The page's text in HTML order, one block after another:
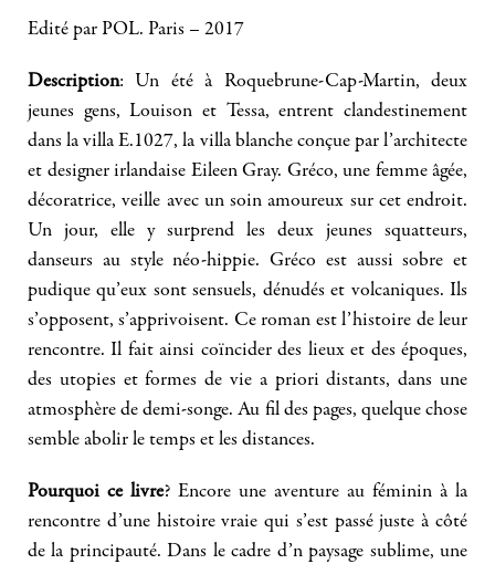
Edité par POL. Paris – 2017
Description: Un été à Roquebrune-Cap-Martin, deux
jeunes gens, Louison et Tessa, entrent clandestinement
dans la villa E.1027, la villa blanche conçue par l’architecte
et designer irlandaise Eileen Gray. Gréco, une femme âgée,
décoratrice, veille avec un soin amoureux sur cet endroit.
Un jour, elle y surprend les deux jeunes squatteurs,
danseurs au style néo-hippie. Gréco est aussi sobre et
pudique qu’eux sont sensuels, dénudés et volcaniques. Ils
s’opposent, s’apprivoisent. Ce roman est l’histoire de leur
rencontre. Il fait ainsi coïncider des lieux et des époques,
des utopies et formes de vie a priori distants, dans une
atmosphère de demi-songe. Au fil des pages, quelque chose
semble abolir le temps et les distances.
Pourquoi ce livre? Encore une aventure au féminin à la
rencontre d’une histoire vraie qui s’est passé juste à côté
de la principauté. Dans le cadre d’n paysage sublime, une